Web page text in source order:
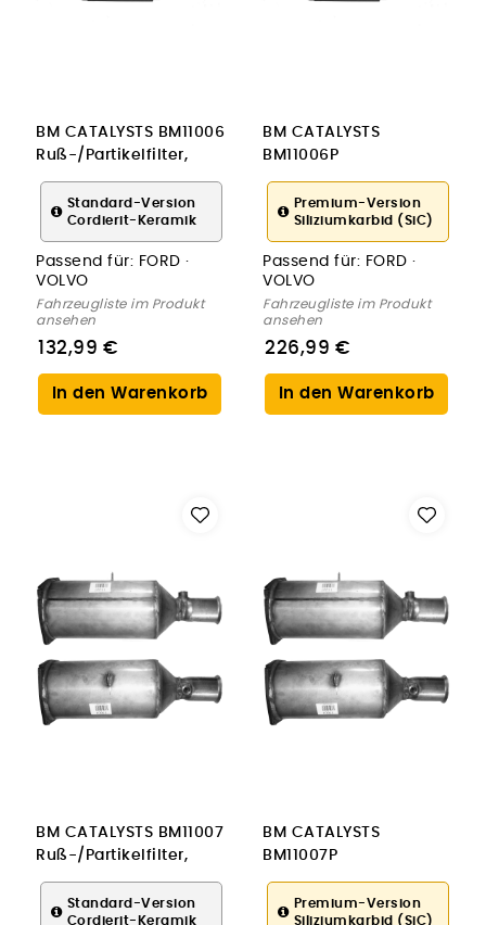
BM CATALYSTS BM11006
Ruß-/Partikelfilter,
Abgasanlage
Standard-Version
Cordierit-Keramik
Passend für: FORD ·
VOLVO
Fahrzeugliste im Produkt
ansehen
132,99 €
In den Warenkorb
BM CATALYSTS
BM11006P
Ruß-/Partikelfilter,
Abgasanlage
Premium-Version
Siliziumkarbid (SiC)
Passend für: FORD ·
VOLVO
Fahrzeugliste im Produkt
ansehen
226,99 €
In den Warenkorb
BM CATALYSTS BM11007
Ruß-/Partikelfilter,
Abgasanlage für
PEUGEOT
Standard-Version
Cordierit-Keramik
BM CATALYSTS
BM11007P
Ruß-/Partikelfilter,
Abgasanlage für
Premium-Version
Siliziumkarbid (SiC)